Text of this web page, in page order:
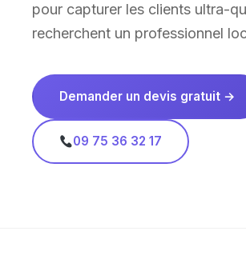
pour capturer les clients ultra-
recherchent un professionnel
Demander un devis gratuit →
09 75 36 32 17